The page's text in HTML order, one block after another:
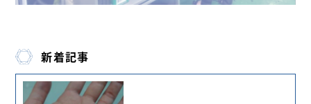
新着記事